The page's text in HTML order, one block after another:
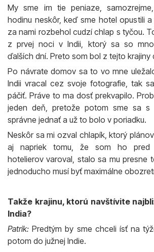
My sme im tie peniaze,
hodinu neskôr, keď sme hotel opustili
za nami rozbehol cudzí chlap s tyčou.
z prvej noci v Indii, ktorý sa so
ďalších dní. Preto som bol z tejto krajiny
Po návrate domov sa to vo mne
Indii vracal cez svoje fotografie, tak
páčiť. Práve to ma dosť prekvapilo.
jeden deň, pretože potom sme sa s
správne jednať a už to bolo v poriadku.
Neskôr sa mi ozval chlapík, ktorý
aj napriek tomu, že som ho pred
hotelierov varoval, stalo sa mu presne
jednoducho musí byť maximálne
Takže krajinu, ktorú navštívite
India?
Patrik:Predtým by sme chceli ísť na
potom do južnej Indie.